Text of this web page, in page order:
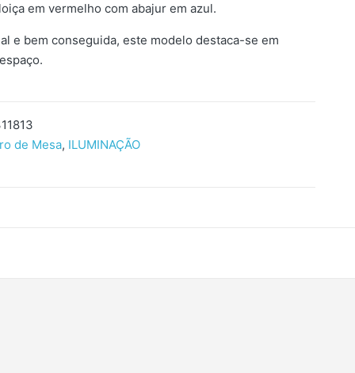
em vermelho com abajur em azul.
e bem conseguida, este modelo destaca-se em
de Mesa, ILUMINAÇÃO